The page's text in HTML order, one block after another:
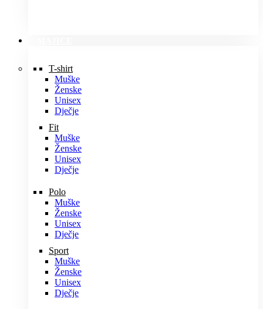
T-shirt
Muške
Ženske
Unisex
Dječje
Fit
Muške
Ženske
Unisex
Dječje
Polo
Muške
Ženske
Unisex
Dječje
Sport
Muške
Ženske
Unisex
Dječje